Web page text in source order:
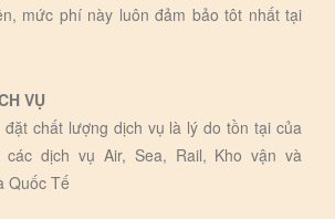
mức phí này luôn đảm bảo tôt nhất tại
VỤ
đặt chất lượng dịch vụ là lý do tồn tại của
dịch vụ Air, Sea, Rail, Kho vận và
Quốc Tế